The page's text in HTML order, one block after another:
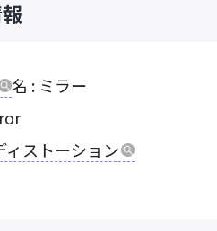
名 : ミラー
ィストーション